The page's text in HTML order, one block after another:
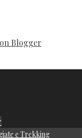
e Trekking